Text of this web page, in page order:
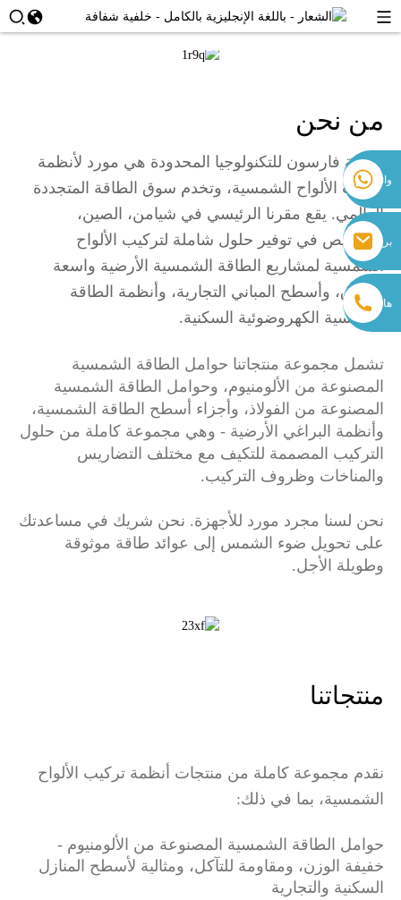
واتساب
+86 13559179905 سالي تشين
+86 18350266301 إيريس هونغ
+86 18806057002 سانبورن غو
بريد
إلكتروني
sales@farsunpv.com
sanborn.guo@farsunpv.com
هاتف
من نحن
شركة فارسون للتكنولوجيا المحدودة هي مورد لأنظمة
تركيب الألواح الشمسية، وتخدم سوق الطاقة المتجددة
العالمي. يقع مقرنا الرئيسي في شيامن، الصين،
ونتخصص في توفير حلول شاملة لتركيب الألواح
الشمسية لمشاريع الطاقة الشمسية الأرضية واسعة
النطاق، وأسطح المباني التجارية، وأنظمة الطاقة
الشمسية الكهروضوئية السكنية.
تشمل مجموعة منتجاتنا حوامل الطاقة الشمسية
المصنوعة من الألومنيوم، وحوامل الطاقة الشمسية
المصنوعة من الفولاذ، وأجزاء أسطح الطاقة الشمسية،
وأنظمة البراغي الأرضية - وهي مجموعة كاملة من حلول
التركيب المصممة للتكيف مع مختلف التضاريس
والمناخات وظروف التركيب.
نحن لسنا مجرد مورد للأجهزة. نحن شريك في مساعدتك
على تحويل ضوء الشمس إلى عوائد طاقة موثوقة
وطويلة الأجل.
منتجاتنا
نقدم مجموعة كاملة من منتجات أنظمة تركيب الألواح
الشمسية، بما في ذلك:
حوامل الطاقة الشمسية المصنوعة من الألومنيوم -
خفيفة الوزن، ومقاومة للتآكل، ومثالية لأسطح المنازل
السكنية والتجارية